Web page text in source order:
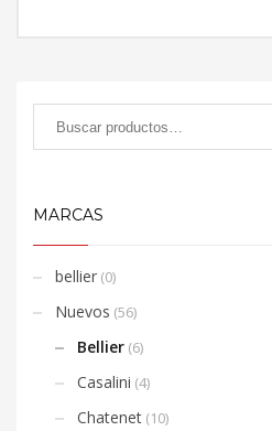
MARCAS
bellier (0)
Nuevos (56)
Bellier (6)
Casalini (4)
Chatenet (10)